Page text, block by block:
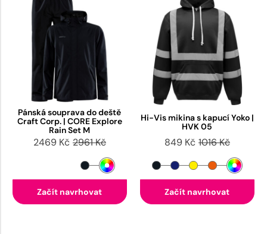
Pánská souprava do deště
Craft Corp. | CORE Explore
Rain Set M
2469 Kč 2961 Kč
Začít navrhovat
Hi-Vis mikina s kapucí Yoko |
HVK 05
849 Kč 1016 Kč
Začít navrhovat